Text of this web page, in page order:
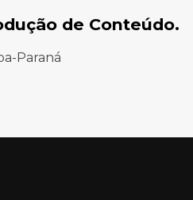
de Conteúdo.
Paraná